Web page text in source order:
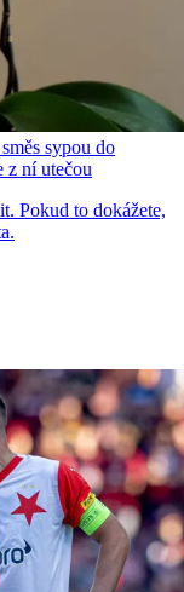
sypou do
z ní utečou
Pokud to dokážete,